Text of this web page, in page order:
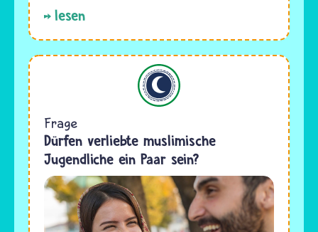
lesen
Frage
Dürfen verliebte muslimische
Jugendliche ein Paar sein?